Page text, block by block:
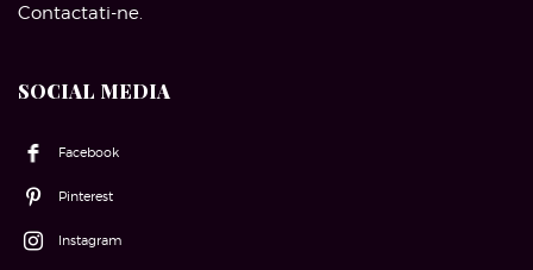
Contactati-ne.
SOCIAL MEDIA
Facebook
Pinterest
Instagram